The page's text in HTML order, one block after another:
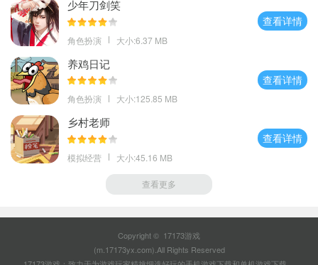
少年刀剑笑
角色扮演 大小:6.37 MB
查看详情
养鸡日记
角色扮演 大小:125.85 MB
查看详情
乡村老师
模拟经营 大小:45.16 MB
查看详情
查看更多
Copyright © 17173游戏
(m.17173yx.com).All Rights Reserved